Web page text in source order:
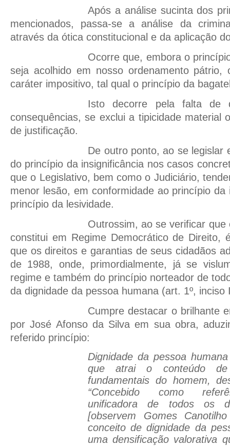
Após a análise sucinta dos
mencionados, passa-se a análise da
através da ótica constitucional e da aplicação
Ocorre que, embora o
seja acolhido em nosso ordenamento pátrio,
caráter impositivo, tal qual o princípio da
Isto decorre pela falta de
consequências, se exclui a tipicidade material
de justificação.
De outro ponto, ao se legislar
do princípio da insignificância nos casos
que o Legislativo, bem como o Judiciário,
menor lesão, em conformidade ao princípio
princípio da lesividade.
Outrossim, ao se verificar que
constitui em Regime Democrático de Direito,
que os direitos e garantias de seus cidadãos
de 1988, onde, primordialmente, já se
regime e também do princípio norteador de
da dignidade da pessoa humana (art. 1º, inciso
Cumpre destacar o brilhante
por José Afonso da Silva em sua obra,
referido princípio:
Dignidade da pessoa
que atrai o conteúdo
fundamentais do homem,
“Concebido como
unificadora de todos os
[observem Gomes
conceito de dignidade da
uma densificação valorativa